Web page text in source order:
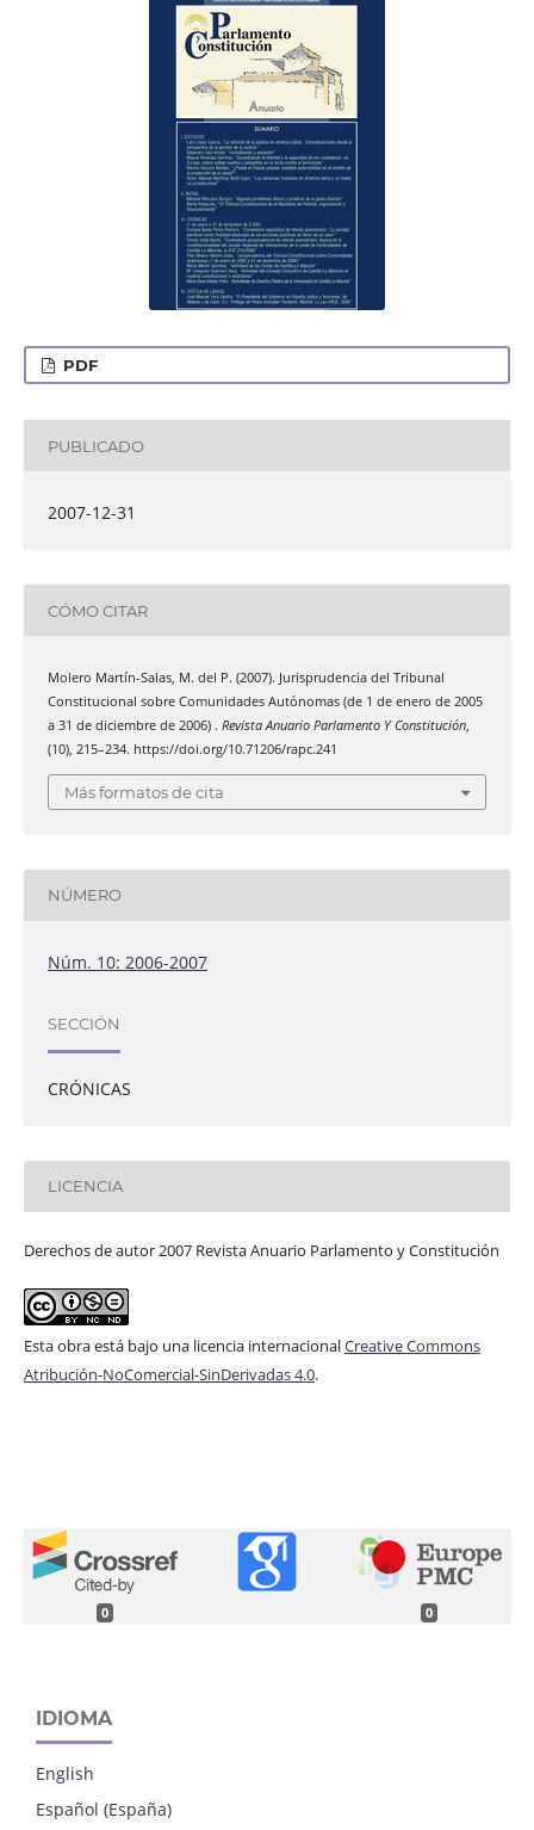
PDF
PUBLICADO
2007-12-31
CÓMO CITAR
Molero Martín-Salas, M. del P. (2007). Jurisprudencia del Tribunal
Constitucional sobre Comunidades Autónomas (de 1 de enero de 2005
a 31 de diciembre de 2006) . Revista Anuario Parlamento Y Constitución,
(10), 215–234. https://doi.org/10.71206/rapc.241
Más formatos de cita
NÚMERO
Núm. 10: 2006-2007
SECCIÓN
CRÓNICAS
LICENCIA
Derechos de autor 2007 Revista Anuario Parlamento y Constitución
Esta obra está bajo una licencia internacionalCreative Commons
Atribución-NoComercial-SinDerivadas 4.0.
0 0
IDIOMA
English
Español (España)